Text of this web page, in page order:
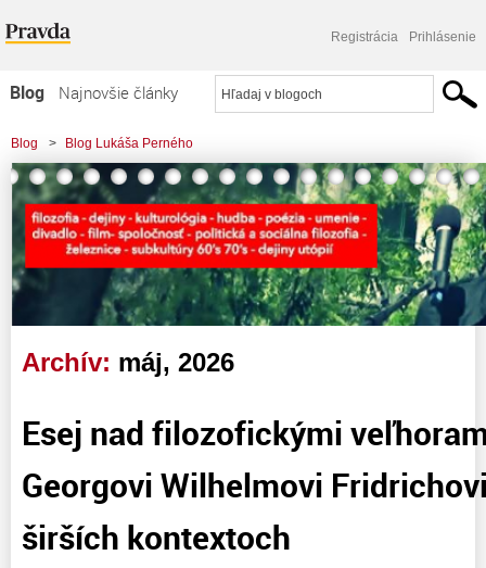
Registrácia Prihlásenie
Blog
Najnovšie články
Najčítanejšie články
Najkomentovanejšie články
Zoznam blogov
Komerčné blogy
Blog > Blog Lukáša Perného
Archív: máj, 2026
Esej nad filozofickými
Georgovi Wilhelmovi
širších kontextoch